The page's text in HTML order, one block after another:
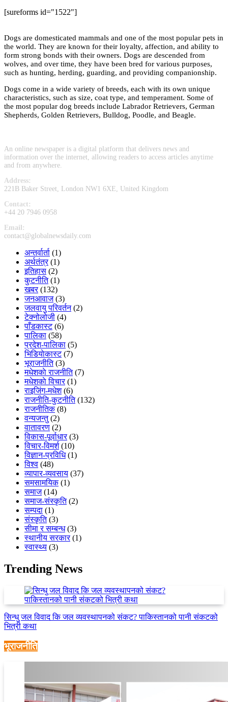
[sureforms id="1522"]
Dogs are domesticated mammals and one of the most popular pets in
the world. They are known for their loyalty, affection, and ability to
form strong bonds with their owners. Dogs are descended from
wolves, and over time, they have been bred for various purposes,
such as hunting, herding, guarding, and providing companionship.
Dogs come in a wide variety of breeds, each with its own unique
characteristics, such as size, coat type, and temperament. Some of
the most popular dog breeds include Labrador Retrievers, German
Shepherds, Golden Retrievers, Bulldog, Poodle, and Beagle.
An online newspaper is a digital platform that delivers news and
information over the internet, allowing readers to access articles anytime
and from anywhere.
Address:
221B Baker Street, London NW1 6XE, United Kingdom
Contact:
+44 20 7946 0958
Email:
contact@globalnewsdaily.com
अन्तर्वार्ता (1)
अर्थतंत्र(1)
इतिहास (2)
कुटनीति(1)
खबर(132)
जनआवाज(3)
जलवायु परिवर्तन(2)
टेक्नोलोजी (4)
पाँडकास्ट(6)
पालिका (58)
प्रदेश-पालिका (5)
भिडियाेकास्ट(7)
भूराजनीति(3)
मधेशकाे राजनीति(7)
मधेशकाे विचार(1)
राइजिंग-मधेश(6)
राजनीति-कुटनीति(132)
राजनीतिक(8)
वन्यजन्तु(2)
वातावरण (2)
विकास-पूर्वाधार(3)
विचार-विमर्श(10)
विज्ञान-प्रविधि(1)
विश्व (48)
व्यापार-व्यवसाय (37)
समसामयिक(1)
समाज(14)
समाज-संस्कृति(2)
सम्पदा (1)
संस्कृति(3)
सीमा र सम्बन्ध(3)
स्थानीय सरकार(1)
स्वास्थ्य (3)
Trending News
सिन्धु जल विवाद कि जल व्यवस्थापनको संकट? पाकिस्तानको पानी संकटको
भित्री कथा
भूराजनीति